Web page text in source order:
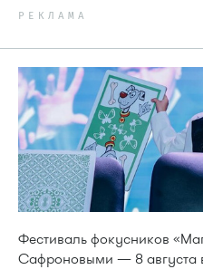
РЕКЛАМА
Фестиваль фокусников
Сафроновыми — 8 августа